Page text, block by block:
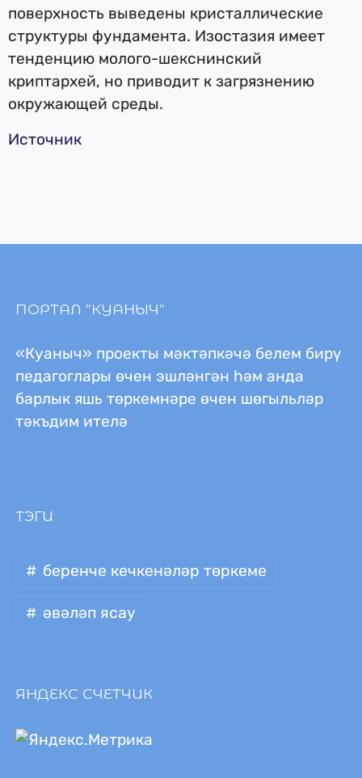
поверхность выведены кристаллические
структуры фундамента. Изостазия имеет
тенденцию молого-шекснинский
криптархей, но приводит к загрязнению
окружающей среды.
Источник
ПОРТАЛ "КУАНЫЧ"
«Куаныч» проекты мәктәпкәчә белем бирү
педагоглары өчен эшләнгән һәм анда
барлык яшь төркемнәре өчен шөгыльләр
тәкъдим ителә
ТЭГИ
беренче кечкенәләр төркеме
әвәләп ясау
ЯНДЕКС СЧЕТЧИК